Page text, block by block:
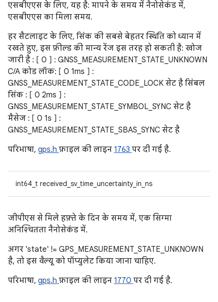
एसबीएएस के लिए, यह है: मापने के समय में नैनोसेकंड में,
एसबीएएस का मिला समय.
हर सैटलाइट के लिए, सिंक की सबसे बेहतर स्थिति को ध्यान में
रखते हुए, इस फ़ील्ड की मान्य रेंज इस तरह हो सकती है: खोज
जारी है : [ 0 ] : GNSS_MEASUREMENT_STATE_UNKNOWN
C/A कोड लॉक: [ 0 1ms ] :
GNSS_MEASUREMENT_STATE_CODE_LOCK सेट है सिंबल
सिंक : [ 0 2ms ] :
GNSS_MEASUREMENT_STATE_SYMBOL_SYNC सेट है
मैसेज : [ 0 1s ] :
GNSS_MEASUREMENT_STATE_SBAS_SYNC सेट है
परिभाषा, gps.h फ़ाइल की लाइन 1763 पर दी गई है.
int64_t received_sv_time_uncertainty_in_ns
जीपीएस से मिले हफ़्ते के दिन के समय में, एक सिग्मा
अनिश्चितता नैनोसेकंड में.
अगर 'state' != GPS_MEASUREMENT_STATE_UNKNOWN
है, तो इस वैल्यू को पॉप्युलेट किया जाना चाहिए.
परिभाषा, gps.h फ़ाइल की लाइन 1770 पर दी गई है.